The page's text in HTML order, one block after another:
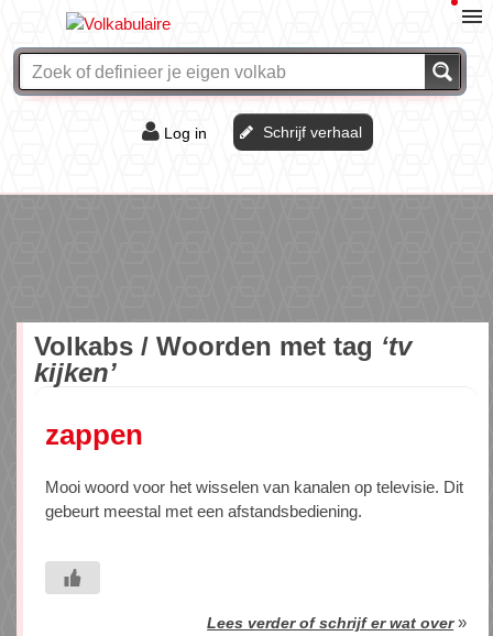
Log in Schrijf verhaal
Volkabs / Woorden met tag ‘tv
kijken’
zappen
Mooi woord voor het wisselen van kanalen op televisie. Dit
gebeurt meestal met een afstandsbediening.
Lees verder of schrijf er wat over»